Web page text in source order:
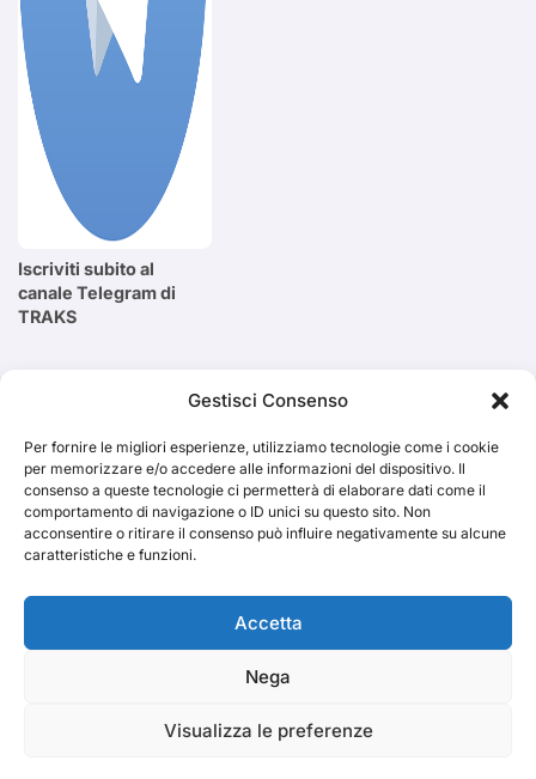
Gestisci Consenso
Per fornire le migliori esperienze, utilizziamo tecnologie come i cookie
per memorizzare e/o accedere alle informazioni del dispositivo. Il
consenso a queste tecnologie ci permetterà di elaborare dati come il
comportamento di navigazione o ID unici su questo sito. Non
acconsentire o ritirare il consenso può influire negativamente su alcune
caratteristiche e funzioni.
Accetta
Nega
Visualizza le preferenze
Iscriviti subito al
canale Telegram di
TRAKS
Cerca
TRAKS
Dal 2014 musica indipendente ed emergente